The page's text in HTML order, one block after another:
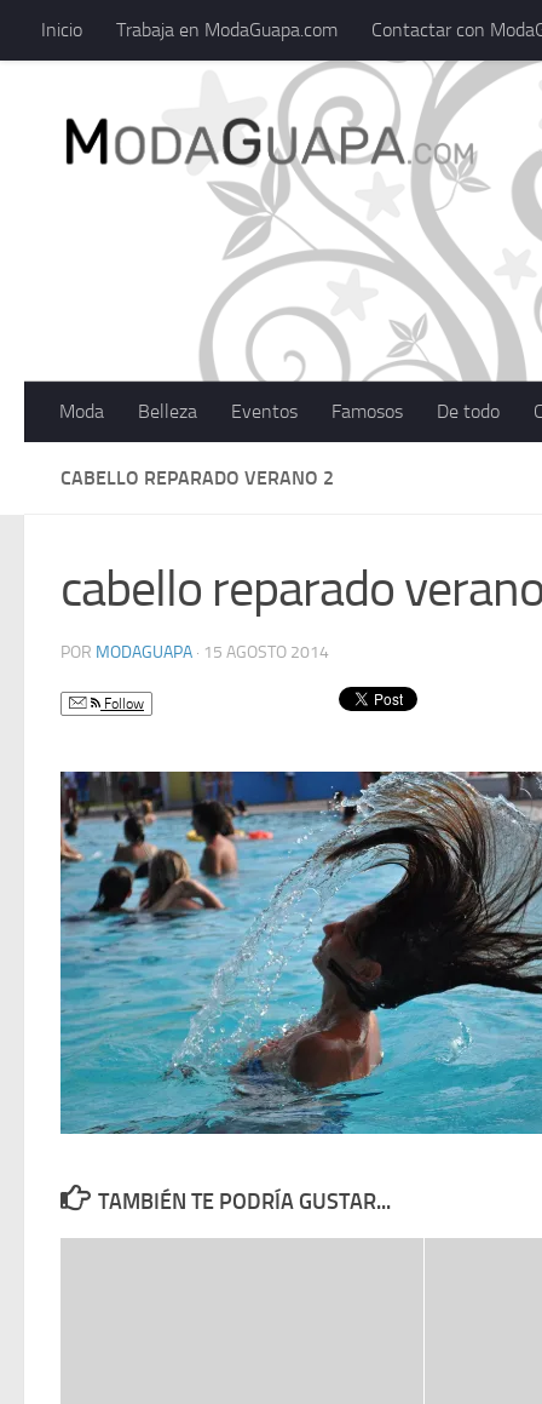
Saltar al contenido
Inicio Trabaja en ModaGuapa.com Contactar con
Moda Belleza Eventos Famosos De todo
CABELLO REPARADO VERANO 2
cabello reparado
POR MODAGUAPA · 15 AGOSTO 2014
Follow
TAMBIÉN TE PODRÍA GUSTAR...